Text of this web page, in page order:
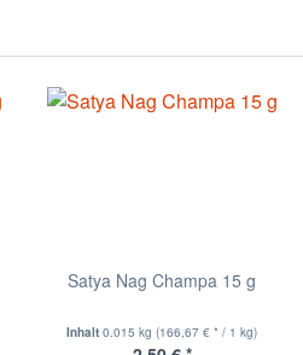
Satya Nag Champa 15 g
Inhalt0.015 kg(166,67 € * / 1 kg)